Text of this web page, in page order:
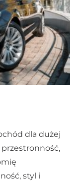
dla dużej
styl i